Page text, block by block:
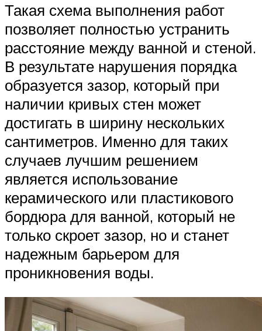
Такая схема выполнения работ
позволяет полностью устранить
расстояние между ванной и стеной.
В результате нарушения порядка
образуется зазор, который при
наличии кривых стен может
достигать в ширину нескольких
сантиметров. Именно для таких
случаев лучшим решением
является использование
керамического или пластикового
бордюра для ванной, который не
только скроет зазор, но и станет
надежным барьером для
проникновения воды.